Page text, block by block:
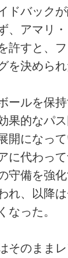
ドバック
、アマリ
許すと、
を決められ
ールを保
果的なパ
開になっ
に代わって
守備を強
れ、以降
なった。
そのまま